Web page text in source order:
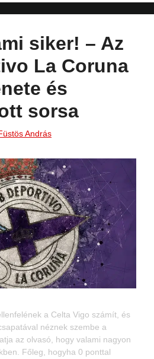
siker! – Az
La Coruna
és
sorsa
András
a Celta Vigo számít, és
néznek szembe a
az olvasó, hogy valami nagyon
Főleg, hogyha 0 ponttal